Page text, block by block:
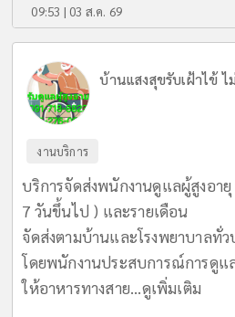
09:53 | 03 ส.ค. 69
บ้านแสงสุขรับเฝ้าไข้ ไ
งานบริการ
บริการจัดส่งพนักงานดูแลผู้สูงอายุ
7 วันขึ้นไป ) และรายเดือน
จัดส่งตามบ้านและโรงพยาบาลทั่ว
โดยพนักงานประสบการณ์การดูแ
ให้อาหารทางสาย...ดูเพิ่มเติม